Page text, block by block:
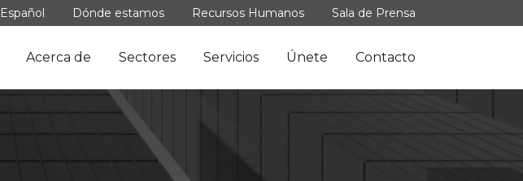
Español Dónde estamos Recursos Humanos Sala de Prensa
Acerca de Sectores Servicios Únete Contacto